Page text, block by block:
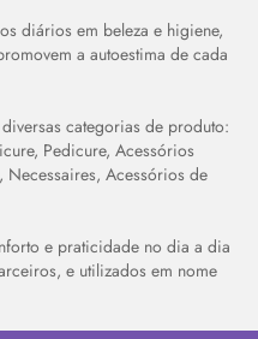
diários em beleza e higiene,
a autoestima de cada
categorias de produto:
Pedicure, Acessórios
Necessaires, Acessórios de
e praticidade no dia a dia
e utilizados em nome